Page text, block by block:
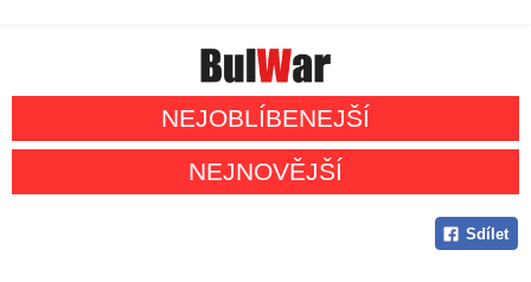
NEJOBLÍBENEJŠÍ
NEJNOVĚJŠÍ
Sdílet